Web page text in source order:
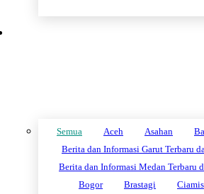
Semua Aceh Asahan
Berita dan Informasi Garut Terbaru
Berita dan Informasi Medan Terbaru
Bogor
Brastagi Ciamis